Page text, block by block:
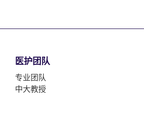
医护团队
专业团队
中大教授